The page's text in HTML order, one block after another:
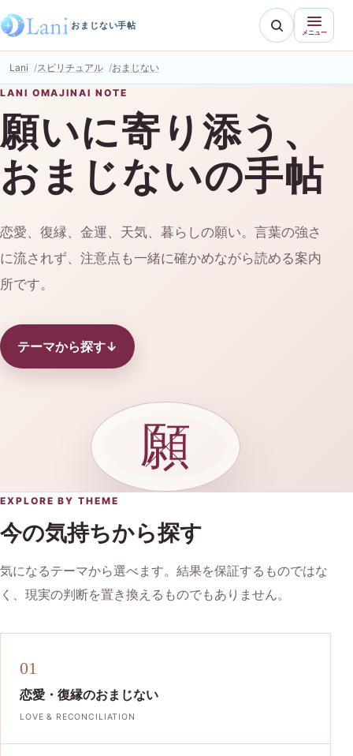
おまじない手帖
メニュー
Lani スピリチュアル おまじない
LANI OMAJINAI NOTE
願いに寄り添う、
おまじないの手帖
恋愛、復縁、金運、天気、暮らしの願い。言葉の強さ
に流されず、注意点も一緒に確かめながら読める案内
所です。
テーマから探す↓
願
EXPLORE BY THEME
今の気持ちから探す
気になるテーマから選べます。結果を保証するものではな
く、現実の判断を置き換えるものでもありません。
01
恋愛・復縁のおまじない
LOVE & RECONCILIATION